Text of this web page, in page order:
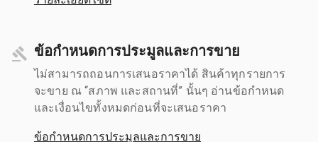
ข้อกำหนดการประมูลและการขาย
ไม่สามารถถอนการเสนอราคาได้ สินค้าทุกรายการ
จะขาย ณ “สภาพ และสถานที่” นั้นๆ อ่านข้อกำหนด
และเงื่อนไขทั้งหมดก่อนที่จะเสนอราคา
ข้อกำหนดการประมูลและการขาย